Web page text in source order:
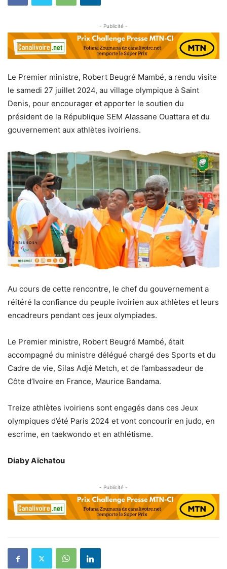
- Publicité -
Le Premier ministre, Robert Beugré Mambé, a rendu visite
le samedi 27 juillet 2024, au village olympique à Saint
Denis, pour encourager et apporter le soutien du
président de la République SEM Alassane Ouattara et du
gouvernement aux athlètes ivoiriens.
Au cours de cette rencontre, le chef du gouvernement a
réitéré la confiance du peuple ivoirien aux athlètes et leurs
encadreurs pendant ces jeux olympiades.
Le Premier ministre, Robert Beugré Mambé, était
accompagné du ministre délégué chargé des Sports et du
Cadre de vie, Silas Adjé Metch, et de l’ambassadeur de
Côte d’Ivoire en France, Maurice Bandama.
Treize athlètes ivoiriens sont engagés dans ces Jeux
olympiques d’été Paris 2024 et vont concourir en judo, en
escrime, en taekwondo et en athlétisme.
Diaby Aïchatou
- Publicité -